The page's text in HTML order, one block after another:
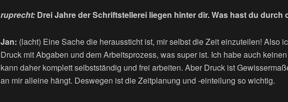
ruprecht: Drei Jahre der Schriftstellerei liegen hinter dir. Was hast du durch
Jan: (lacht) Eine Sache die heraussticht ist, mir selbst die Zeit einzuteilen! Also
Druck mit Abgaben und dem Arbeitsprozess, was super ist. Ich habe auch
kann daher komplett selbstständig und frei arbeiten. Aber Druck ist
an mir alleine hängt. Deswegen ist die Zeitplanung und -einteilung so wichtig.